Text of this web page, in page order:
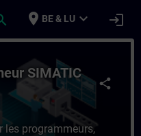
place BE & LU expand_more login
share
SIMATIC
les programmeurs,